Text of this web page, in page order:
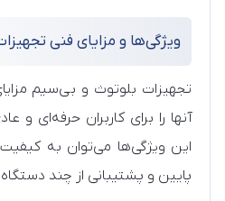
ویژگی‌ها و مزایای فنی
تجهیزات بلوتوث و بی‌سیم
آنها را برای کاربران حرفه‌ای و
این ویژگی‌ها می‌توان به کیفیت
پایین و پشتیبانی از چند